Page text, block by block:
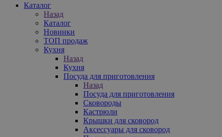
Каталог
Назад
Каталог
Новинки
ТОП продаж
Кухня
Назад
Кухня
Посуда для приготовления
Назад
Посуда для приготовления
Сковороды
Кастрюли
Крышки для сковород
Аксессуары для сковород